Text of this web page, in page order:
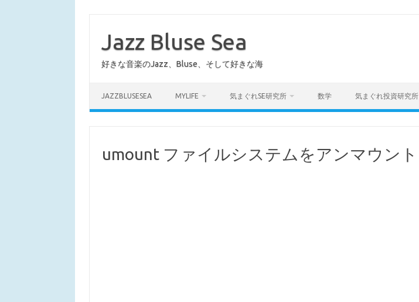
Jazz Bluse Sea
好きな音楽のJazz、Bluse、そして好きな海
JAZZBLUSESEA MYLIFE 気まぐれSE研究所 数学 気まぐれ投資研究所
umount ファイルシステムをアンマウント